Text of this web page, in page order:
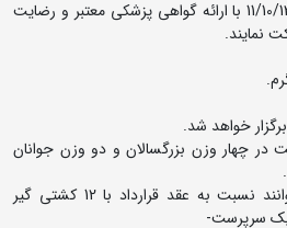
متولدین 11/10/1386 لغایت 11/10/1387 با ارائه گواهی پزشکی معتبر و رضایت
نمایند.
خواهد شد.
چهار وزن بزرگسالان و دو وزن جوانان
7- هر باشگاه و تیم می توانند نسبت به عقد قرارداد با 12 کشتی گیر